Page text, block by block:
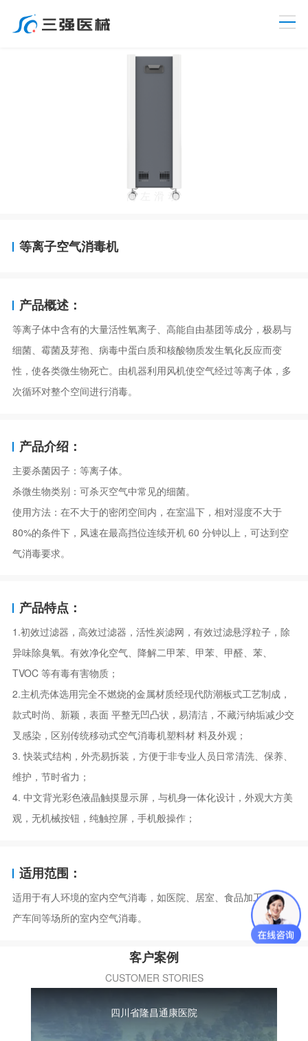
向左滑动
等离子空气消毒机
产品概述：
等离子体中含有的大量活性氧离子、高能自由基团等成分，极易与
细菌、霉菌及芽孢、病毒中蛋白质和核酸物质发生氧化反应而变
性，使各类微生物死亡。由机器利用风机使空气经过等离子体，多
次循环对整个空间进行消毒。
产品介绍：
主要杀菌因子：等离子体。
杀微生物类别：可杀灭空气中常见的细菌。
使用方法：在不大于的密闭空间内，在室温下，相对湿度不大于
80%的条件下，风速在最高挡位连续开机 60 分钟以上，可达到空
气消毒要求。
产品特点：
1.初效过滤器，高效过滤器，活性炭滤网，有效过滤悬浮粒子，除
异味除臭氧。有效净化空气、降解二甲苯、甲苯、甲醛、苯、
TVOC 等有毒有害物质；
2.主机壳体选用完全不燃烧的金属材质经现代防潮板式工艺制成，
款式时尚、新颖，表面 平整无凹凸状，易清洁，不藏污纳垢减少交
叉感染，区别传统移动式空气消毒机塑料材 料及外观；
3. 快装式结构，外壳易拆装，方便于非专业人员日常清洗、保养、
维护，节时省力；
4. 中文背光彩色液晶触摸显示屏，与机身一体化设计，外观大方美
观，无机械按钮，纯触控屏，手机般操作；
适用范围：
适用于有人环境的室内空气消毒，如医院、居室、食品加工企业生
产车间等场所的室内空气消毒。
客户案例
CUSTOMER STORIES
四川省隆昌通康医院